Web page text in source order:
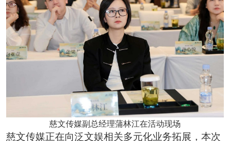
慈文传媒副总经理蒲林江在活动现场
慈文传媒正在向泛文娱相关多元化业务拓展，本次